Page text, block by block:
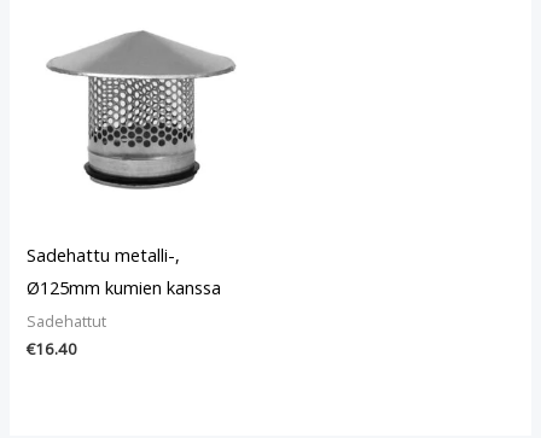
Sadehattu metalli-,
Ø125mm kumien kanssa
Sadehattut
€16.40